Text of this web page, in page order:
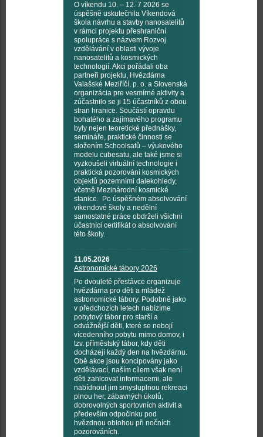
O víkendu 10. – 12. 7 2026 se
úspěšně uskutečnila Víkendová
škola návrhu a stavby nanosatelitů
v rámci projektu přeshraniční
spolupráce s názvem Rozvoj
vzdělávání v oblasti vývoje
nanosatelitů a kosmických
technologií. Akci pořádali oba
partneři projektu, Hvězdárna
Valašské Meziříčí, p. o. a Slovenská
organizácia pre vesmírné aktivity a
zúčastnilo se ji 15 účastníků z obou
stran hranice. Součástí opravdu
bohatého a zajímavého programu
byly nejen teoretické přednášky,
semináře, praktické činnosti se
složením Schoolsatů – výukového
modelu cubesatu, ale také jsme si
vyzkoušeli virtuální technologie i
praktická pozorování kosmických
objektů pozemními dalekohledy,
včetně Mezinárodní kosmické
stanice. Po úspěšném absolvování
víkendové školy a nedělní
samostatné práce obdrželi všichni
účastníci certifikát o absolvování
této školy.
11.05.2026
Astronomické tábory 2026
Po dvouleté přestávce organizuje
hvězdárna pro děti a mládež
astronomické tábory. Podobně jako
v předchozích letech nabízíme
pobytový tábor pro starší a
odvážnější děti, které se nebojí
vícedenního pobytu mimo domov, i
tzv. příměstský tábor, kdy děti
docházejí každý den na hvězdárnu.
Obě akce jsou koncipovány jako
vzdělávací, naším cílem však není
děti zahlcovat informacemi, ale
nabídnout jim smysluplnou rekreaci
plnou her, zábavných úkolů,
dobrovolných sportovních aktivit a
především odpočinku pod
hvězdnou oblohou při nočních
pozorováních.